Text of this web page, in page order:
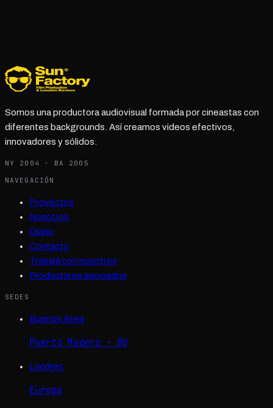
Somos una productora audiovisual formada por cineastas con
diferentes backgrounds. Así creamos videos efectivos,
innovadores y sólidos.
NY 2004 · BA 2005
NAVEGACIÓN
Proyectos
Nosotros
Diario
Contacto
Trabajá con nosotros
Productores asociados
SEDES
Buenos Aires
Puerto Madero · HQ
Londres
Europa